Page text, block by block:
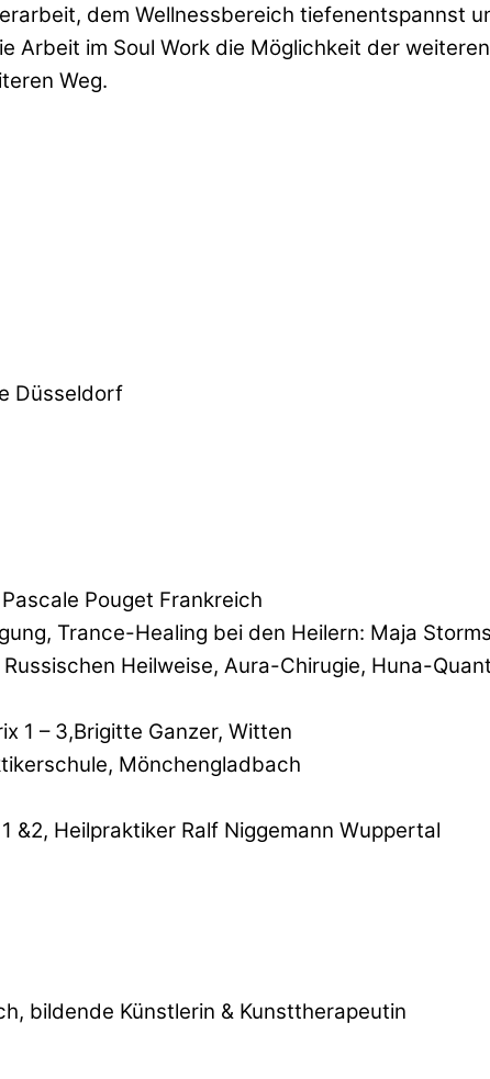
dem Wellnessbereich tiefenentspannst
im Soul Work die Möglichkeit der
Weg.
Düsseldorf
Pouget Frankreich
Trance-Healing bei den Heilern: Maja
Heilweise, Aura-Chirugie, Huna-
1 – 3,Brigitte Ganzer, Witten
Mönchengladbach
&2, Heilpraktiker Ralf Niggemann Wuppertal
bildende Künstlerin & Kunsttherapeutin